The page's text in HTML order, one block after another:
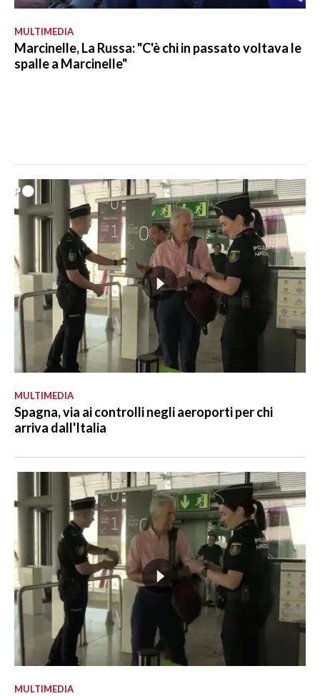
MULTIMEDIA
Marcinelle, La Russa: "C'è chi in passato voltava le
spalle a Marcinelle"
MULTIMEDIA
Spagna, via ai controlli negli aeroporti per chi
arriva dall'Italia
MULTIMEDIA